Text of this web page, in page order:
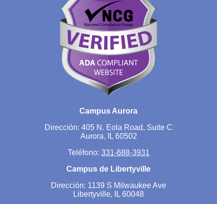
Campus Aurora
Dirección: 405 N. Eola Road, Suite C
Aurora, IL 60502
Teléfono: 331-688-3931
Campus de Libertyville
Dirección: 1139 S Milwaukee Ave
Libertyville, IL 60048